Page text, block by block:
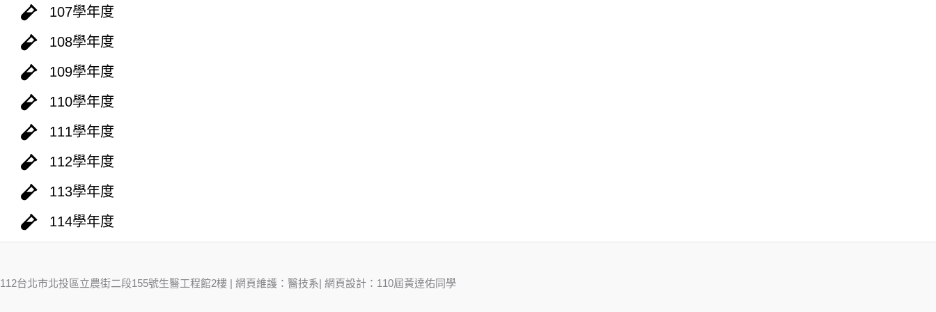
107學年度
108學年度
109學年度
110學年度
111學年度
112學年度
113學年度
114學年度
112台北市北投區立農街二段155號生醫工程館2樓 | 網頁維護：醫技系| 網頁設計：110屆黃達佑同學